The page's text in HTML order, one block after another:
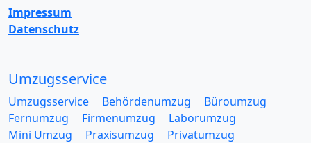
Impressum
Datenschutz
Umzugsservice
Umzugsservice Behördenumzug
Büroumzug
Fernumzug
Firmenumzug
Laborumzug
Mini Umzug
Praxisumzug
Privatumzug